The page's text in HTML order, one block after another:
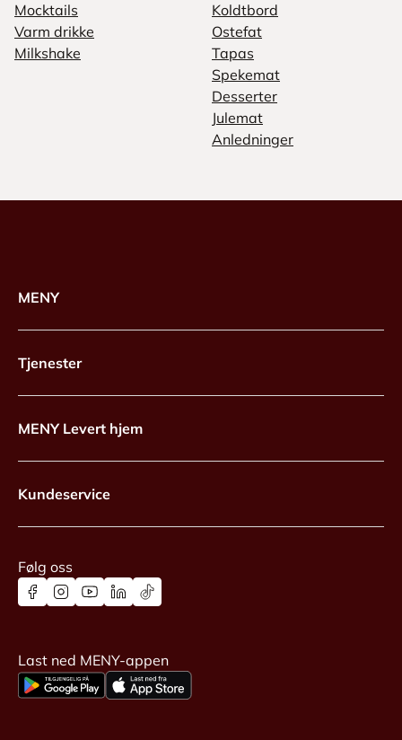
Mocktails
Varm drikke
Milkshake
Koldtbord
Ostefat
Tapas
Spekemat
Desserter
Julemat
Anledninger
MENY
Tjenester
MENY Levert hjem
Kundeservice
Følg oss
Last ned MENY-appen